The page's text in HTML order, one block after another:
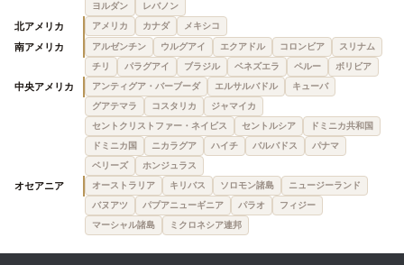
ヨルダン
レバノン
北アメリカ アメリカ カナダ メキシコ
南アメリカ アルゼンチン ウルグアイ エクアドル コロンビア
スリナム
チリ
パラグアイ ブラジル ベネズエラ ペルー ボリビア
中央アメリカ アンティグア・バーブーダ エルサルバドル
キューバ
グアテマラ
コスタリカ
ジャマイカ
セントクリストファー・ネイビス
セントルシア
ドミニカ共和国
ドミニカ国
ニカラグア ハイチ バルバドス
パナマ
ベリーズ
ホンジュラス
オセアニア オーストラリア キリバス ソロモン諸島
ニュージーランド
バヌアツ
パプアニューギニア パラオ
フィジー
マーシャル諸島
ミクロネシア連邦